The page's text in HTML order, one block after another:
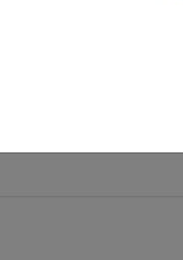
above example is
length is 5897909)